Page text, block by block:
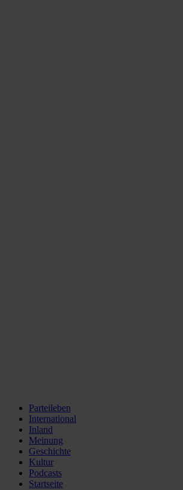
Parteileben
International
Inland
Meinung
Geschichte
Kultur
Podcasts
Startseite